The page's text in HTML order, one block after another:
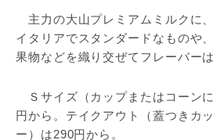
主力の大山プレミアムミルクに
イタリアでスタンダードなものや
果物などを織り交ぜてフレーバー
Ｓサイズ（カップまたはコーン
円から。テイクアウト（蓋つきカ
ー）は290円から。